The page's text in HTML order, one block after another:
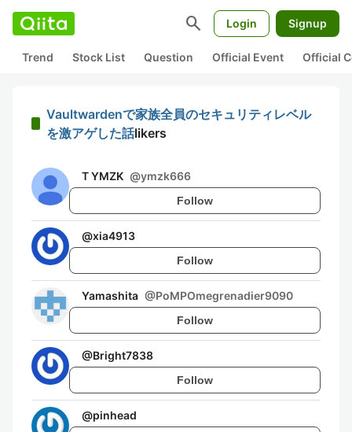
search Login Signup
Trend Stock List Question Official Event Official
Vaultwardenで家族全員のセキュリティレベル
を激アゲした話likers
T YMZK @ymzk666
Follow
@xia4913
Follow
Yamashita @PoMPOmegrenadier9090
Follow
@Bright7838
Follow
@pinhead